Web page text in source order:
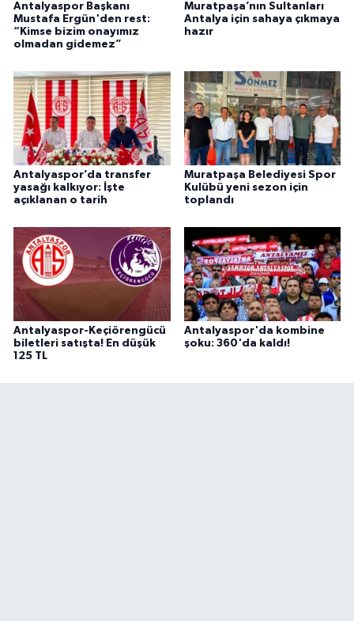
Antalyaspor Başkanı
Mustafa Ergün'den rest:
“Kimse bizim onayımız
olmadan gidemez”
Muratpaşa’nın Sultanları
Antalya için sahaya çıkmaya
hazır
Antalyaspor’da transfer
yasağı kalkıyor: İşte
açıklanan o tarih
Muratpaşa Belediyesi Spor
Kulübü yeni sezon için
toplandı
Antalyaspor-Keçiörengücü
biletleri satışta! En düşük
125 TL
Antalyaspor'da kombine
şoku: 360'da kaldı!